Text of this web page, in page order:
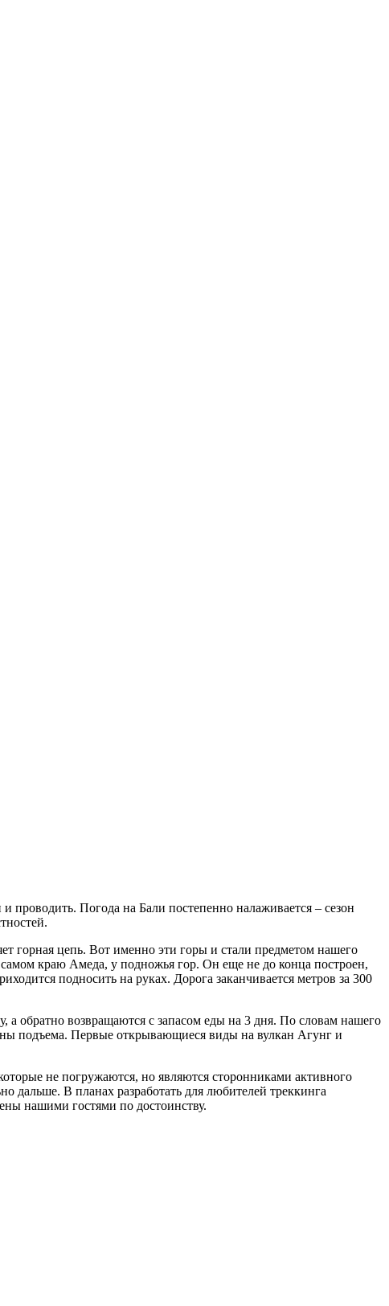
Погода на Бали постепенно налаживается – сезон
горная цепь. Вот именно эти горы и стали предметом нашего
краю Амеда, у подножья гор. Он еще не до конца построен,
подносить на руках. Дорога заканчивается метров за 300
обратно возвращаются с запасом еды на 3 дня. По словам нашего
подъема. Первые открывающиеся виды на вулкан Агунг и
не погружаются, но являются сторонниками активного
дальше. В планах разработать для любителей треккинга
нашими гостями по достоинству.